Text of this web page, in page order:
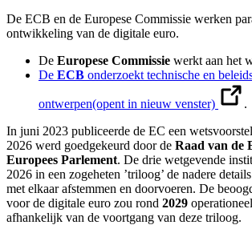
De ECB en de Europese Commissie werken
ontwikkeling van de digitale euro.
De Europese Commissie werkt aan het
De ECB onderzoekt technische en
ontwerpen(opent in nieuw venster)
.
In juni 2023 publiceerde de EC een
2026 werd goedgekeurd door de Raad van de
Europees Parlement. De drie wetgevende
2026 in een zogeheten ’triloog’ de nadere
met elkaar afstemmen en doorvoeren. De
voor de digitale euro zou rond 2029
afhankelijk van de voortgang van deze triloog.